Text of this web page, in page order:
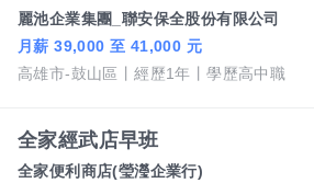
麗池企業集團_聯安保全股份有限公司
月薪 39,000 至 41,000 元
高雄市-鼓山區
經歷1年 學歷高中職
全家經武店早班
全家便利商店(瑩瀅企業行)